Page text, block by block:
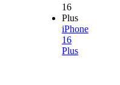
iPhone
16
Plus